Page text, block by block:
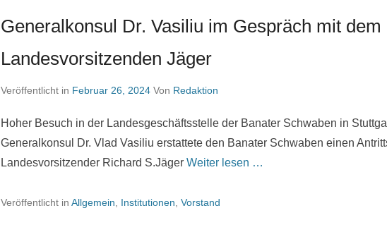
Generalkonsul Dr. Vasiliu im Gespräch mit dem
Landesvorsitzenden Jäger
Veröffentlicht in Februar 26, 2024 Von Redaktion
Hoher Besuch in der Landesgeschäftsstelle der Banater Schwaben in
Generalkonsul Dr. Vlad Vasiliu erstattete den Banater Schwaben einen
Landesvorsitzender Richard S.Jäger Weiter lesen …
Veröffentlicht in Allgemein Institutionen Vorstand